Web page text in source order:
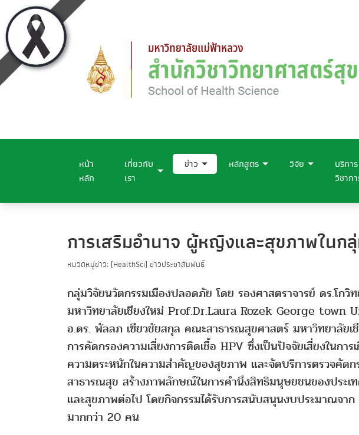
หน้า
หลัก
เกี่ยวกับ
เรา
ข่าว หลักสูตร วิจัย
บริการ
วิชาก
การเสริมอำนาจ ผู้หญิงและสุขภาพในก
หมวดหมู่ข่าว: [HealthSci] ข่าวประชาสัมพันธ์
กลุ่มวิจัยนวัตกรรมเมืองปลอดภัย โดย รองศาสตราจารย์ ดร.โ
มหาวิทยาลัยเชียงใหม่ Prof.Dr.Laura Rozek George
อ.ดร. พัลลภ เซียวชัยสกุล คณะสาธารณสุขศาสตร์ มหาวิทยาลัย
การคัดกรองความเสี่ยงการติดเชื้อ HPV ซึ่งเป็นปัจจัยเสี่ยงในก
ความตระหนักในความสำคัญของสุขภาพ และจัดบริการตรวจคัดก
สาธารณสุข สร้างภาพลักษณ์ในการคำนึงสิทธิมนุษยชนของประเท
และสุขภาพต่อไป โดยกิจกรรมได้รับการสนับสนุนงบประมาณจ
มากกว่า 20 คน